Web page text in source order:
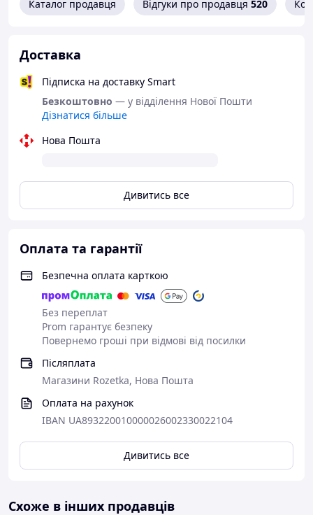
Каталог продавця Відгуки про продавця 520
Доставка
Підписка на доставку Smart
Безкоштовно — у відділення Нової Пошти
Дізнатися більше
Нова Пошта
Дивитись все
Оплата та гарантії
Безпечна оплата карткою
Без переплат
Prom гарантує безпеку
Повернемо гроші при відмові від посилки
Післяплата
Магазини Rozetka, Нова Пошта
Оплата на рахунок
IBAN UA893220010000026002330022104
Дивитись все
Схоже в інших продавців